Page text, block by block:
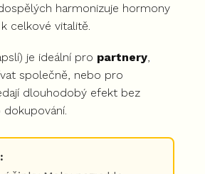
harmonizuje hormony
celkové vitalitě.
je ideální pro partnery
společně, nebo pro
dlouhodobý efekt bez